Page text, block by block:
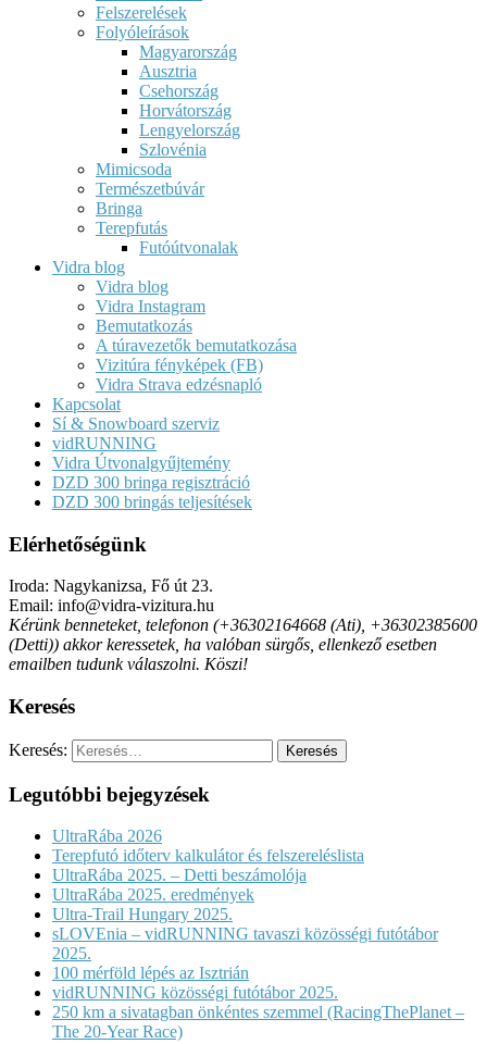
Felszerelések
Folyóleírások
Magyarország
Ausztria
Csehország
Horvátország
Lengyelország
Szlovénia
Mimicsoda
Természetbúvár
Bringa
Terepfutás
Futóútvonalak
Vidra blog
Vidra blog
Vidra Instagram
Bemutatkozás
A túravezetők bemutatkozása
Vizitúra fényképek (FB)
Vidra Strava edzésnapló
Kapcsolat
Sí & Snowboard szerviz
vidRUNNING
Vidra Útvonalgyűjtemény
DZD 300 bringa regisztráció
DZD 300 bringás teljesítések
Elérhetőségünk
Iroda: Nagykanizsa, Fő út 23.
Email: info@vidra-vizitura.hu
Kérünk benneteket, telefonon (+36302164668 (Ati), +36302385600
(Detti)) akkor keressetek, ha valóban sürgős, ellenkező esetben
emailben tudunk válaszolni. Köszi!
Keresés
Keresés:
Legutóbbi bejegyzések
UltraRába 2026
Terepfutó időterv kalkulátor és felszereléslista
UltraRába 2025. – Detti beszámolója
UltraRába 2025. eredmények
Ultra-Trail Hungary 2025.
sLOVEnia – vidRUNNING tavaszi közösségi futótábor
2025.
100 mérföld lépés az Isztrián
vidRUNNING közösségi futótábor 2025.
250 km a sivatagban önkéntes szemmel (RacingThePlanet –
The 20-Year Race)